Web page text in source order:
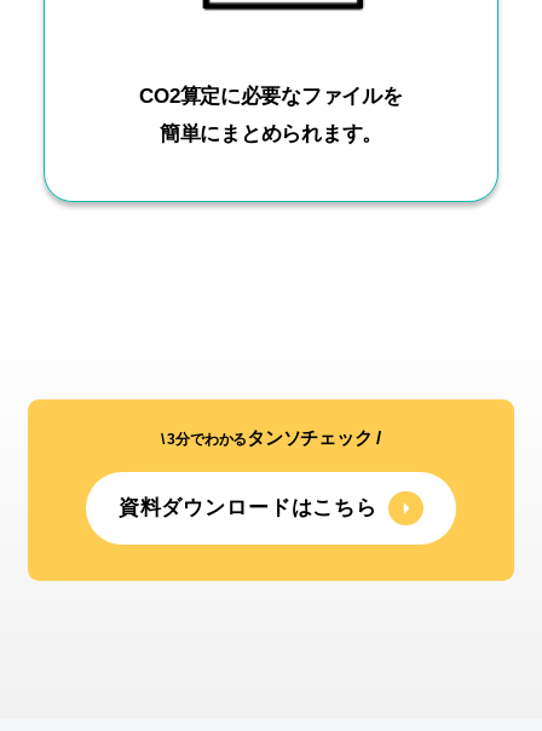
CO2算定に必要なファイルを
簡単にまとめられます。
\ 3分でわかるタンソチェック /
資料ダウンロードはこちら